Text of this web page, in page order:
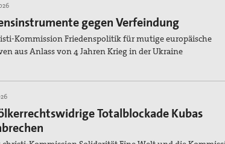
gegen Verfeindung
Kommission Friedenspolitik für mutige europäische
aus Anlass von 4 Jahren Krieg in der Ukraine
Totalblockade Kubas